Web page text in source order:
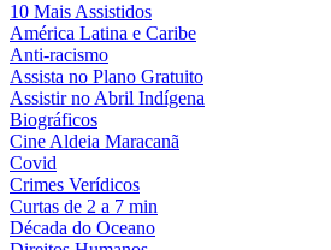
10 Mais Assistidos
América Latina e Caribe
Anti-racismo
Assista no Plano Gratuito
Assistir no Abril Indígena
Biográficos
Cine Aldeia Maracanã
Covid
Crimes Verídicos
Curtas de 2 a 7 min
Década do Oceano